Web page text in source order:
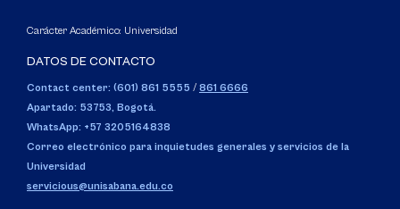
Carácter Académico: Universidad
DATOS DE CONTACTO
Contact center: (601) 861 5555 / 861 6666
Apartado: 53753, Bogotá.
WhatsApp: +57 3205164838
Correo electrónico para inquietudes generales y servicios de la
Universidad
servicious@unisabana.edu.co